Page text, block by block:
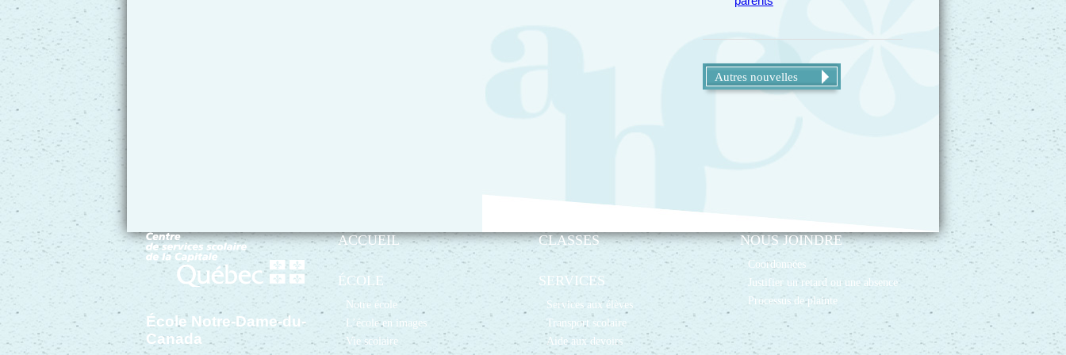
Autres nouvelles
École Notre-Dame-du-
Canada
ACCUEIL
ÉCOLE
Notre école
L’école en images
Vie scolaire
CLASSES
SERVICES
Services aux élèves
Transport scolaire
Aide aux devoirs
NOUS JOINDRE
Coordonnées
Justifier un retard ou une absence
Processus de plainte